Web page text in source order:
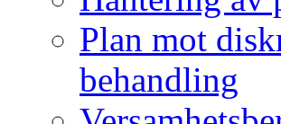
Plan mot
behandling